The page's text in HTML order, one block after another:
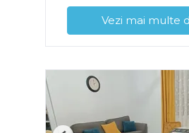
Vezi mai multe